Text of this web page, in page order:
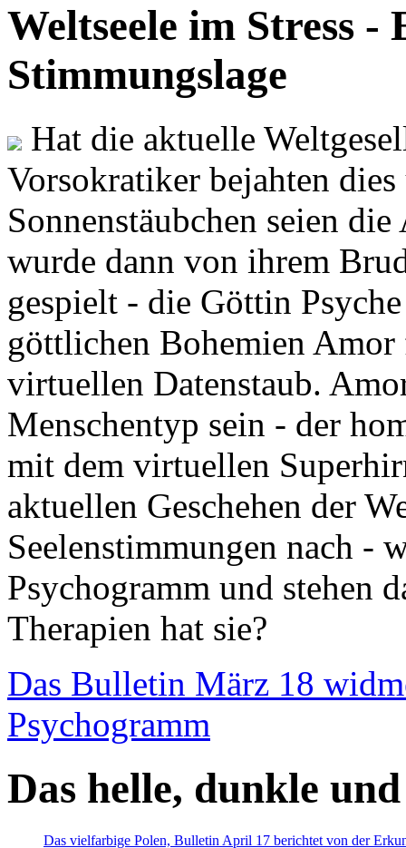
Weltseele im Stress -
Stimmungslage
Hat die aktuelle
Vorsokratiker bejahten
Sonnenstäubchen seien
wurde dann von ihrem
gespielt - die Göttin
göttlichen Bohemien
virtuellen Datenstaub.
Menschentyp sein - der
mit dem virtuellen
aktuellen Geschehen der
Seelenstimmungen nach -
Psychogramm und stehen
Therapien hat sie?
Das Bulletin März 18
Psychogramm
Das helle, dunkle
Das vielfarbige Polen, Bulletin April 17 berichtet von der